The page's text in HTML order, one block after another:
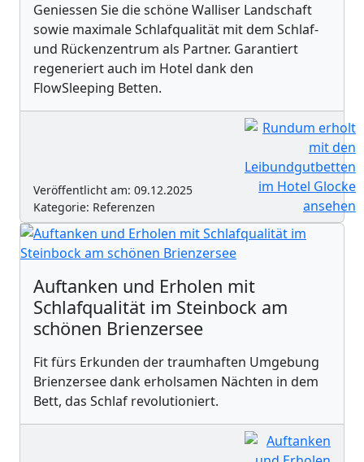
Geniessen Sie die schöne Walliser Landschaft
sowie maximale Schlafqualität mit dem Schlaf-
und Rückenzentrum als Partner. Garantiert
regeneriert auch im Hotel dank den
FlowSleeping Betten.
Veröffentlicht am: 09.12.2025
Kategorie: Referenzen
Auftanken und Erholen mit
Schlafqualität im Steinbock am
schönen Brienzersee
Fit fürs Erkunden der traumhaften Umgebung
Brienzersee dank erholsamen Nächten in dem
Bett, das Schlaf revolutioniert.